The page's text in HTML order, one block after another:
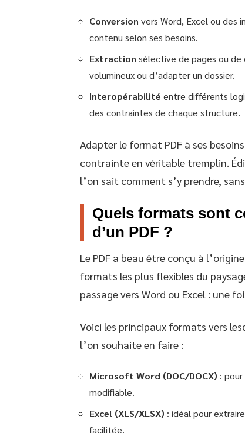
Conversion vers Word, Excel ou des
contenu selon ses besoins.
Extraction sélective de pages ou de
volumineux ou d’adapter un dossier.
Interopérabilité entre différents
des contraintes de chaque structure.
Adapter le format PDF à ses
contrainte en véritable tremplin.
l’on sait comment s’y prendre,
Quels formats sont
d’un PDF ?
Le PDF a beau être conçu à
formats les plus flexibles du
passage vers Word ou Excel : une
Voici les principaux formats vers
l’on souhaite en faire :
Microsoft Word (DOC/DOCX) :
modifiable.
Excel (XLS/XLSX) : idéal pour
facilitée.